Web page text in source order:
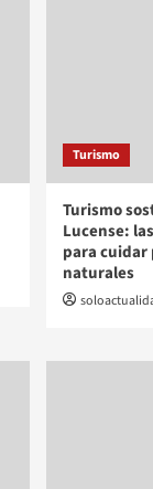
Turismo
Turismo
Lucense:
para cuidar
naturales